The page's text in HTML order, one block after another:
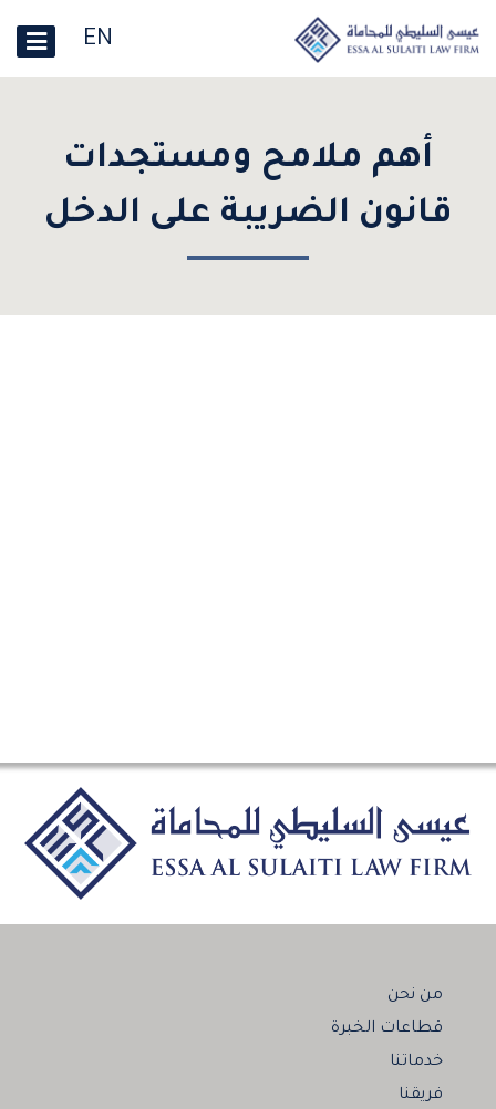
EN
أهم ملامح ومستجدات
قانون الضريبة على الدخل
من نحن
قطاعات الخبرة
خدماتنا
فريقنا